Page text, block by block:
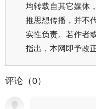
均转载自其它媒体
推思想传播，并不
实性负责。若作者
指出，本网即予改正
评论（0）